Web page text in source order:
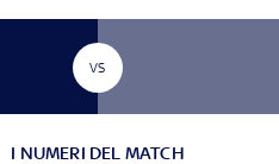
VS
I NUMERI DEL MATCH